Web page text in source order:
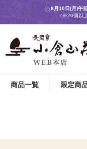
8月10日(月)午
（※20個以
商品一覧 限定商